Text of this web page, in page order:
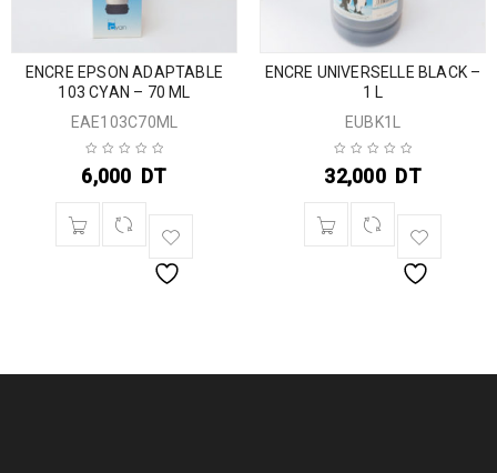
ENCRE EPSON ADAPTABLE
103 CYAN – 70 ML
EAE103C70ML
6,000 DT
ENCRE UNIVERSELLE BLACK –
1 L
EUBK1L
32,000 DT